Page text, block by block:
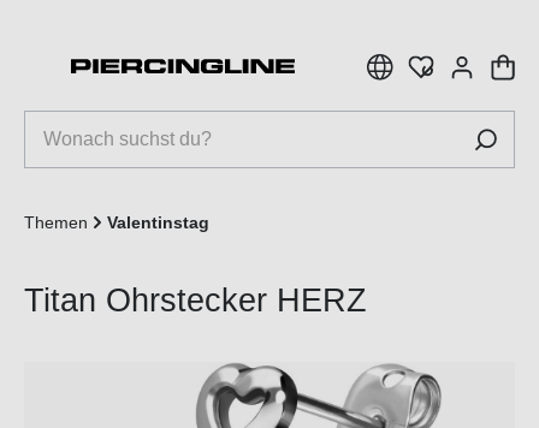
Themen Valentinstag
Titan Ohrstecker HERZ